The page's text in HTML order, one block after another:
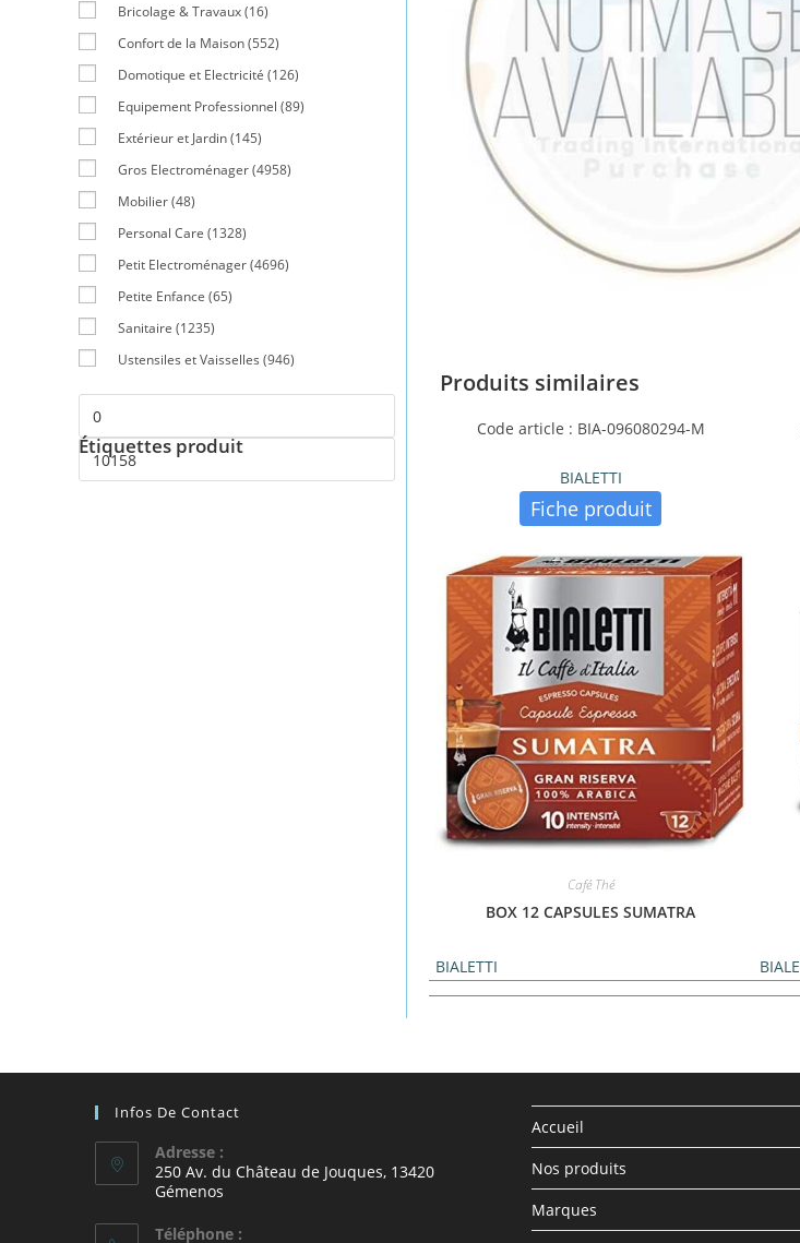
Produits similaires
Code article : BIA-096080294-M
BIALETTI
Fiche produit
Café Thé
BOX 12 CAPSULES SUMATRA
BIALETTI
Bricolage & Travaux(16)
Confort de la Maison(552)
Domotique et Electricité (126)
Equipement Professionnel (89)
Extérieur et Jardin(145)
Gros Electroménager(4958)
Mobilier(48)
Personal Care (1328)
Petit Electroménager(4696)
Petite Enfance (65)
Sanitaire (1235)
Ustensiles et Vaisselles (946)
Étiquettes produit
Infos De Contact
Adresse :
250 Av. du Château de Jouques, 13420
Gémenos
Téléphone :
Accueil
Nos produits
Marques